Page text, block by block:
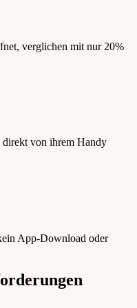
verglichen mit nur 20%
direkt von ihrem Handy
App-Download oder